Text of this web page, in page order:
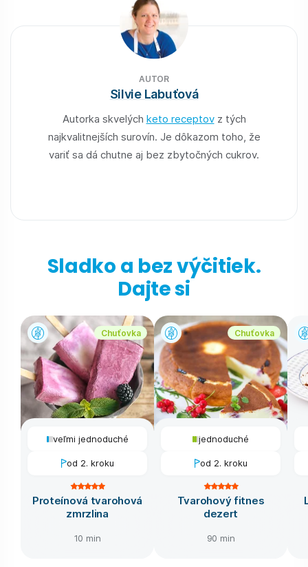
AUTOR
Silvie Labuťová
Autorka skvelých keto receptovz tých
najkvalitnejších surovín. Je dôkazom toho, že
variť sa dá chutne aj bez zbytočných cukrov.
Sladko a bez výčitiek.
Dajte si
Chuťovka
veľmi jednoduché
od 2. kroku
Proteínová tvarohová
zmrzlina
10 min
Chuťovka
jednoduché
od 2. kroku
Tvarohový fitnes
dezert
90 min